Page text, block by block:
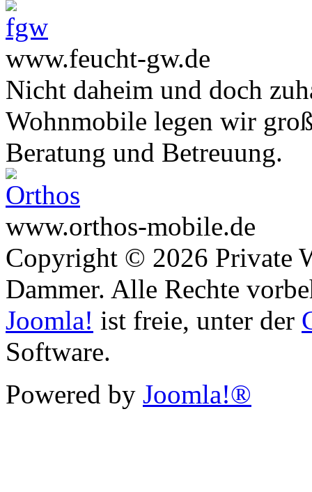
www.feucht-gw.de
Nicht daheim und doch
Wohnmobile legen wir
Beratung und Betreuung.
www.orthos-mobile.de
Copyright © 2026 Private
Dammer. Alle Rechte
Joomla! ist freie, unter der
Software.
Powered by Joomla!®